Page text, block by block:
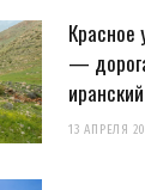
Красное
—
13 АПРЕЛЯ